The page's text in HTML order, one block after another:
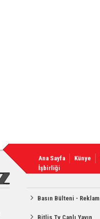
Ana Sayfa Künye
İşbirliği
Basın Bülteni - Reklam
Bitlis Tv Canlı Yayın